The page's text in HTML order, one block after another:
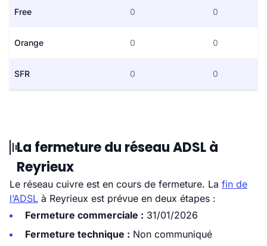
Free 0 0
Orange 0 0
SFR 0 0
La fermeture du réseau ADSL à
Reyrieux
Le réseau cuivre est en cours de fermeture. La fin de
l’ADSL à Reyrieux est prévue en deux étapes :
Fermeture commerciale : 31/01/2026
Fermeture technique : Non communiqué